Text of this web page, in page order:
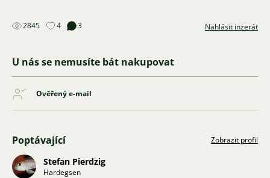
2845 4 3 Nahlásit inzerát
U nás se nemusíte bát nakupovat
Ověřený e-mail
Poptávající Zobrazit profil
Stefan Pierdzig
Hardegsen